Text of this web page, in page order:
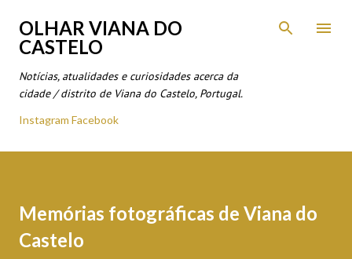
Avançar para o conteúdo principal
OLHAR VIANA DO
CASTELO
Notícias, atualidades e curiosidades acerca da
cidade / distrito de Viana do Castelo, Portugal.
Instagram Facebook
Memórias fotográficas de Viana do
Castelo